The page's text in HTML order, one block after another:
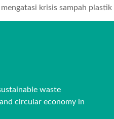
mengatasi krisis sampah
waste
circular economy in